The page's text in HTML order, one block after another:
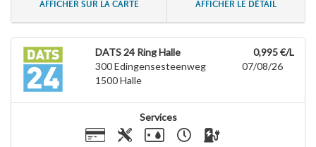
AFFICHER SUR LA CARTE AFFICHER LE DÉTAIL
DATS 24 Ring Halle
300 Edingensesteenweg
1500Halle
0,995 €/L
07/08/26
Services